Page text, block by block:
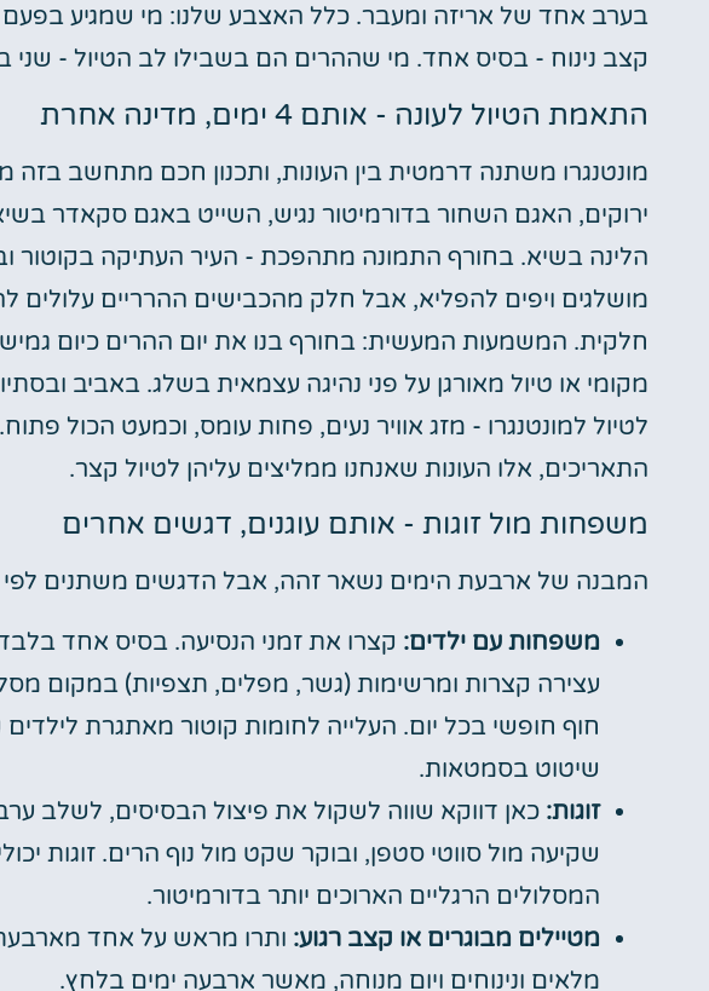
בערב אחד של אריזה ומעבר. כלל האצבע שלנו: מי שמגיע בפעם
קצב נינוח - בסיס אחד. מי שההרים הם בשבילו לב הטיול - שני
התאמת הטיול לעונה - אותם 4 ימים, מדינה אחרת
מונטנגרו משתנה דרמטית בין העונות, ותכנון חכם מתחשב
ירוקים, האגם השחור בדורמיטור נגיש, השייט באגם סקאדר
הלינה בשיא. בחורף התמונה מתהפכת - העיר העתיקה בקוטור
מושלגים ויפים להפליא, אבל חלק מהכבישים ההרריים עלולים
חלקית. המשמעות המעשית: בחורף בנו את יום ההרים כיום גמיש
מקומי או טיול מאורגן על פני נהיגה עצמאית בשלג. באביב
לטיול למונטנגרו - מזג אוויר נעים, פחות עומס, וכמעט הכול
התאריכים, אלו העונות שאנחנו ממליצים עליהן לטיול קצר.
משפחות מול זוגות - אותם עוגנים, דגשים אחרים
המבנה של ארבעת הימים נשאר זהה, אבל הדגשים משתנים לפי
משפחות עם ילדים: קצרו את זמני הנסיעה. בסיס אחד
עצירה קצרות ומרשימות (גשר, מפלים, תצפיות) במקום
חוף חופשי בכל יום. העלייה לחומות קוטור מאתגרת
שיטוט בסמטאות.
זוגות: כאן דווקא שווה לשקול את פיצול הבסיסים, לשלב
שקיעה מול סווטי סטפן, ובוקר שקט מול נוף הרים. זוגות
המסלולים הרגליים הארוכים יותר בדורמיטור.
מטיילים מבוגרים או קצב רגוע: ותרו מראש על אחד
מלאים ונינוחים ויום מנוחה, מאשר ארבעה ימים בלחץ.